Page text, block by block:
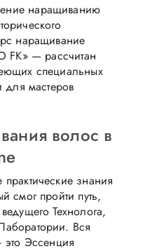
наращиванию
наращивание
FK» — рассчитан
специальных
для мастеров
волос в
знания
смог пройти путь,
Технолога,
Вся
это Эссенция